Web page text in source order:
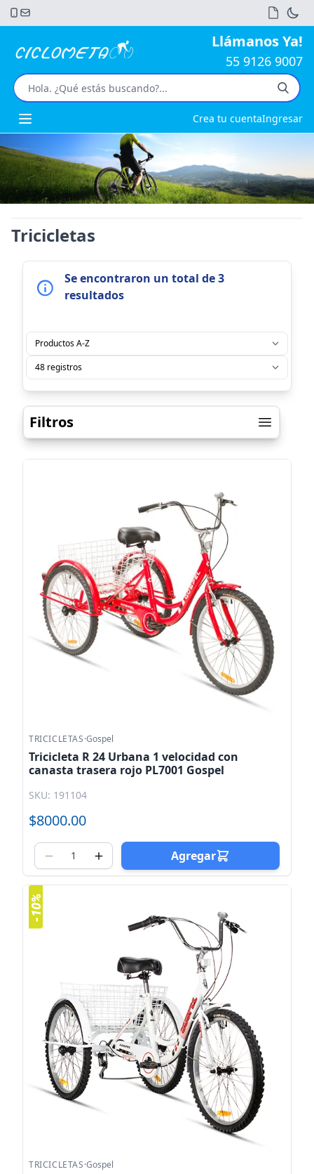
Llámanos Ya!
55 9126 9007
Open main menu Crea tu cuentaIngresar
Tricicletas
Se encontraron un total de 3
resultados
Filtros
TRICICLETAS·Gospel
Tricicleta R 24 Urbana 1 velocidad con
canasta trasera rojo PL7001 Gospel
SKU: 191104
$8000.00
Agregar
TRICICLETAS·Gospel